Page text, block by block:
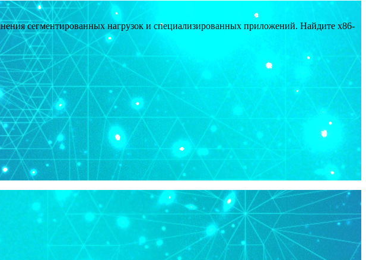
сегментированных нагрузок и специализированных приложений. Найдите x86-